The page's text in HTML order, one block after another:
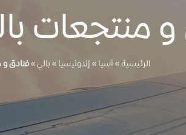
و منتجعات
الرئيسية»آسيا»إندونيسيا»بالي»فنادق